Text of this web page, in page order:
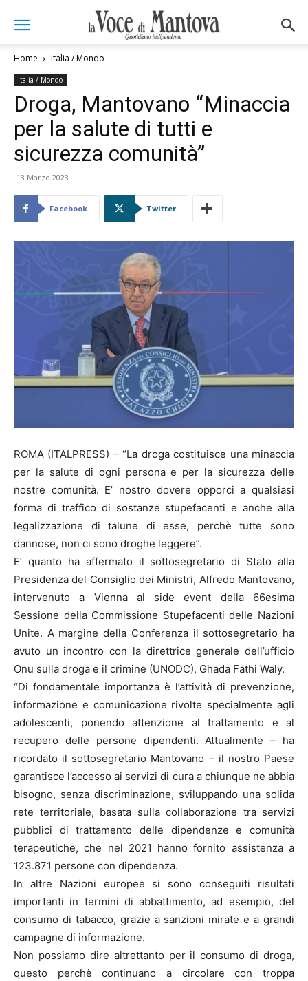
Home Italia / Mondo
Italia / Mondo
Droga, Mantovano “Minaccia
per la salute di tutti e
sicurezza comunità”
13 Marzo 2023
Facebook Twitter
ROMA (ITALPRESS) – “La droga costituisce una minaccia
per la salute di ogni persona e per la sicurezza delle
nostre comunità. E’ nostro dovere opporci a qualsiasi
forma di traffico di sostanze stupefacenti e anche alla
legalizzazione di talune di esse, perchè tutte sono
dannose, non ci sono droghe leggere”.
E’ quanto ha affermato il sottosegretario di Stato alla
Presidenza del Consiglio dei Ministri, Alfredo Mantovano,
intervenuto a Vienna al side event della 66esima
Sessione della Commissione Stupefacenti delle Nazioni
Unite. A margine della Conferenza il sottosegretario ha
avuto un incontro con la direttrice generale dell’ufficio
Onu sulla droga e il crimine (UNODC), Ghada Fathi Waly.
“Di fondamentale importanza è l’attività di prevenzione,
informazione e comunicazione rivolte specialmente agli
adolescenti, ponendo attenzione al trattamento e al
recupero delle persone dipendenti. Attualmente – ha
ricordato il sottosegretario Mantovano – il nostro Paese
garantisce l’accesso ai servizi di cura a chiunque ne abbia
bisogno, senza discriminazione, sviluppando una solida
rete territoriale, basata sulla collaborazione tra servizi
pubblici di trattamento delle dipendenze e comunità
terapeutiche, che nel 2021 hanno fornito assistenza a
123.871 persone con dipendenza.
In altre Nazioni europee si sono conseguiti risultati
importanti in termini di abbattimento, ad esempio, del
consumo di tabacco, grazie a sanzioni mirate e a grandi
campagne di informazione.
Non possiamo dire altrettanto per il consumo di droga,
questo perchè continuano a circolare con troppa